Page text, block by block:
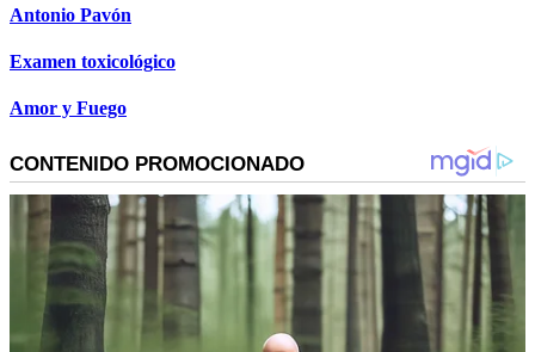
Antonio Pavón
Examen toxicológico
Amor y Fuego